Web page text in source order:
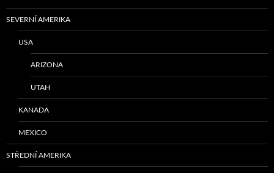
SEVERNÍ AMERIKA
USA
ARIZONA
UTAH
KANADA
MEXICO
STŘEDNÍ AMERIKA